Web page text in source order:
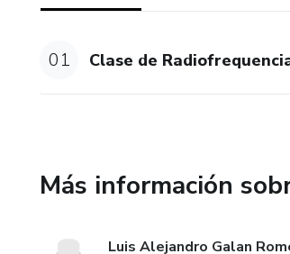
01 Clase de
Más información
Luis Alejandro Galan